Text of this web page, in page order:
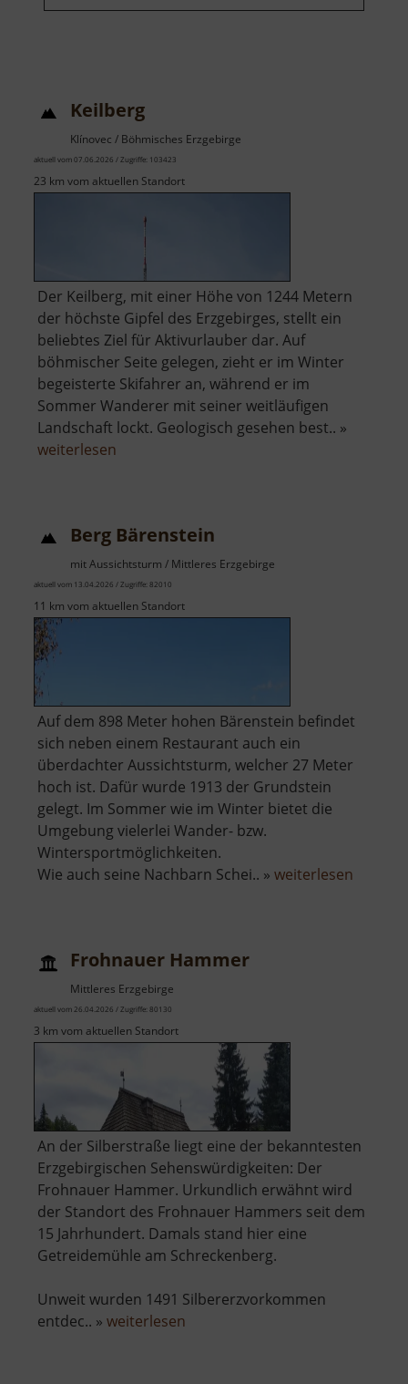
Keilberg
Klínovec / Böhmisches Erzgebirge
aktuell vom 07.06.2026 / Zugriffe: 103423
23 km vom aktuellen Standort
Der Keilberg, mit einer Höhe von 1244 Metern
der höchste Gipfel des Erzgebirges, stellt ein
beliebtes Ziel für Aktivurlauber dar. Auf
böhmischer Seite gelegen, zieht er im Winter
begeisterte Skifahrer an, während er im
Sommer Wanderer mit seiner weitläufigen
Landschaft lockt. Geologisch gesehen best.. »
weiterlesen
Berg Bärenstein
mit Aussichtsturm / Mittleres Erzgebirge
aktuell vom 13.04.2026 / Zugriffe: 82010
11 km vom aktuellen Standort
Auf dem 898 Meter hohen Bärenstein befindet
sich neben einem Restaurant auch ein
überdachter Aussichtsturm, welcher 27 Meter
hoch ist. Dafür wurde 1913 der Grundstein
gelegt. Im Sommer wie im Winter bietet die
Umgebung vielerlei Wander- bzw.
Wintersportmöglichkeiten.
Wie auch seine Nachbarn Schei.. » weiterlesen
Frohnauer Hammer
Mittleres Erzgebirge
aktuell vom 26.04.2026 / Zugriffe: 80130
3 km vom aktuellen Standort
An der Silberstraße liegt eine der bekanntesten
Erzgebirgischen Sehenswürdigkeiten: Der
Frohnauer Hammer. Urkundlich erwähnt wird
der Standort des Frohnauer Hammers seit dem
15 Jahrhundert. Damals stand hier eine
Getreidemühle am Schreckenberg.
Unweit wurden 1491 Silbererzvorkommen
entdec.. » weiterlesen